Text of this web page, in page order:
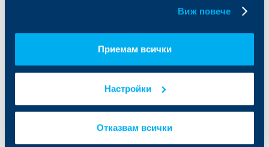
Виж повече
Приемам всички
Настройки
Отказвам всички
За акционери
Отчети и анализи
Групата на KBC
ОББ Интерлийз
ОББ Пенсионно осигуряване
ОББ Застрахователен брокер